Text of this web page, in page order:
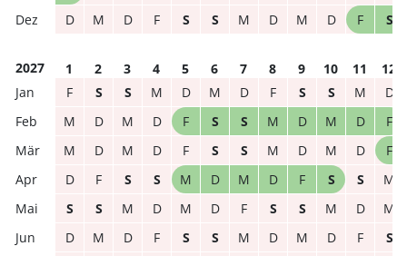
D
M D F S S M D M D F S
2027 1 2 3 4 5 6 7 8 9 10 11
12
F
S S M D M D F S S M
D
M
D M D F S S M D M D
F
M
D M D F S S M D M D
F
D
F S S M D M D F S S
M
S
S M D M D F S S M D
M
D
M D F S S M D M D F
S